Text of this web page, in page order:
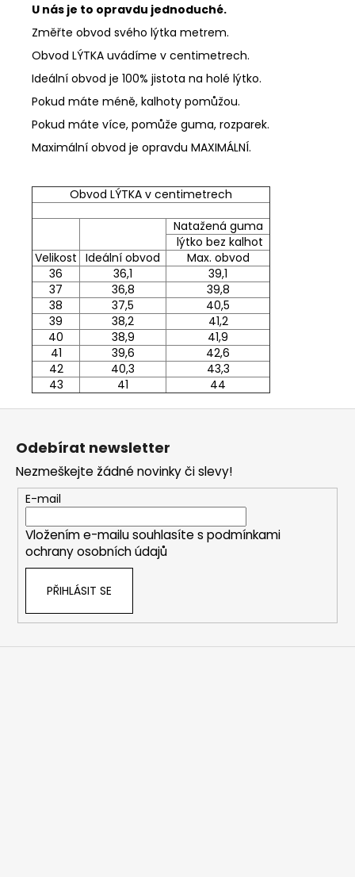
U nás je to opravdu jednoduché.
Změřte obvod svého lýtka metrem.
Obvod LÝTKA uvádíme v centimetrech.
Ideální obvod je 100% jistota na holé lýtko.
Pokud máte méně, kalhoty pomůžou.
Pokud máte více, pomůže guma, rozparek.
Maximální obvod je opravdu MAXIMÁLNÍ.
Obvod LÝTKA v centimetrech
Natažená guma
lýtko bez kalhot
Velikost Ideální obvod
Max. obvod
36
36,1
39,1
37
36,8
39,8
38
37,5
40,5
39
38,2
41,2
40
38,9
41,9
41
39,6
42,6
42
40,3
43,3
43
41 44
Z
Odebírat newsletter
Nezmeškejte žádné novinky či slevy!
E-mail
Vložením e-mailu souhlasíte s podmínkami
ochrany osobních údajů
PŘIHLÁSIT SE